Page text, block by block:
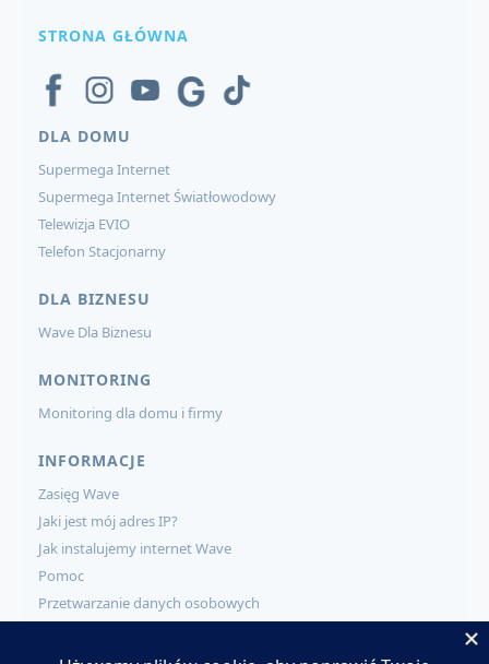
STRONA GŁÓWNA
DLA DOMU
Supermega Internet
Supermega Internet Światłowodowy
Telewizja EVIO
Telefon Stacjonarny
DLA BIZNESU
Wave Dla Biznesu
MONITORING
Monitoring dla domu i firmy
INFORMACJE
Zasięg Wave
Jaki jest mój adres IP?
Jak instalujemy internet Wave
Pomoc
Przetwarzanie danych osobowych